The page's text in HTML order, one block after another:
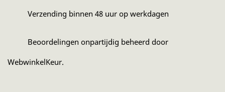
Verzending binnen 48 uur op werkdagen
Beoordelingen onpartijdig beheerd door
WebwinkelKeur.